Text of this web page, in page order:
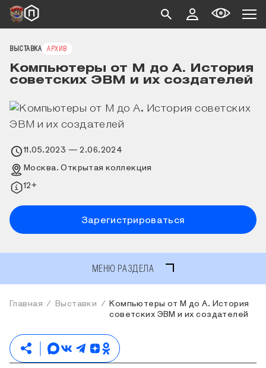
ВЫСТАВКА АРХИВ
Компьютеры от М до А. История
советских ЭВМ и их создателей
11.05.2023 — 2.06.2024
Москва. Открытая коллекция
12+
Зарегистрироваться
МЕНЮ РАЗДЕЛА
Главная Выставки
Компьютеры от М до А. История
советских ЭВМ и их создателей